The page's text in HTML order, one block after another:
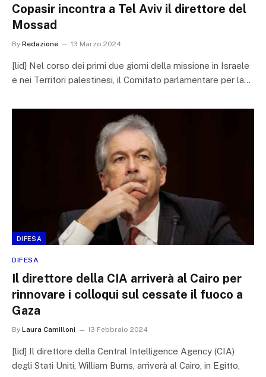
Copasir incontra a Tel Aviv il direttore del
Mossad
By Redazione 13 Marzo 2024
[lid] Nel corso dei primi due giorni della missione in Israele
e nei Territori palestinesi, il Comitato parlamentare per la…
DIFESA
DIFESA
Il direttore della CIA arriverà al Cairo per
rinnovare i colloqui sul cessate il fuoco a
Gaza
By Laura Camilloni 13 Febbraio 2024
[lid] Il direttore della Central Intelligence Agency (CIA)
degli Stati Uniti, William Burns, arriverà al Cairo, in Egitto,